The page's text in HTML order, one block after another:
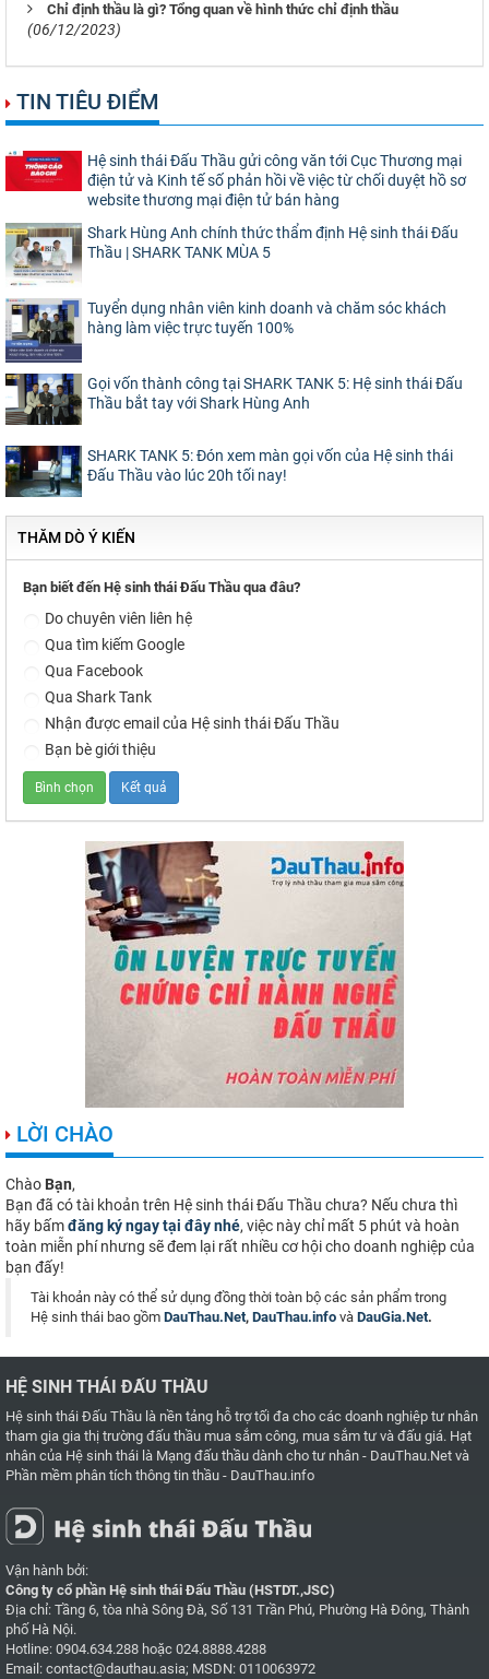
Chỉ định thầu là gì? Tổng quan về hình thức chỉ định thầu
(06/12/2023)
TIN TIÊU ĐIỂM
Hệ sinh thái Đấu Thầu gửi công văn tới Cục Thương mại
điện tử và Kinh tế số phản hồi về việc từ chối duyệt hồ sơ
website thương mại điện tử bán hàng
Shark Hùng Anh chính thức thẩm định Hệ sinh thái Đấu
Thầu | SHARK TANK MÙA 5
Tuyển dụng nhân viên kinh doanh và chăm sóc khách
hàng làm việc trực tuyến 100%
Gọi vốn thành công tại SHARK TANK 5: Hệ sinh thái Đấu
Thầu bắt tay với Shark Hùng Anh
SHARK TANK 5: Đón xem màn gọi vốn của Hệ sinh thái
Đấu Thầu vào lúc 20h tối nay!
THĂM DÒ Ý KIẾN
Bạn biết đến Hệ sinh thái Đấu Thầu qua đâu?
Do chuyên viên liên hệ
Qua tìm kiếm Google
Qua Facebook
Qua Shark Tank
Nhận được email của Hệ sinh thái Đấu Thầu
Bạn bè giới thiệu
LỜI CHÀO
Chào Bạn,
Bạn đã có tài khoản trên Hệ sinh thái Đấu Thầu chưa? Nếu chưa thì
hãy bấmđăng ký ngay tại đây nhé, việc này chỉ mất 5 phút và hoàn
toàn miễn phí nhưng sẽ đem lại rất nhiều cơ hội cho doanh nghiệp của
bạn đấy!
Tài khoản này có thể sử dụng đồng thời toàn bộ các sản phẩm trong
Hệ sinh thái bao gồm DauThau.Net, DauThau.info và DauGia.Net.
HỆ SINH THÁI ĐẤU THẦU
Hệ sinh thái Đấu Thầu là nền tảng hỗ trợ tối đa cho các doanh nghiệp tư nhân
tham gia gia thị trường đấu thầu mua sắm công, mua sắm tư và đấu giá. Hạt
nhân của Hệ sinh thái là Mạng đấu thầu dành cho tư nhân - DauThau.Net và
Phần mềm phân tích thông tin thầu - DauThau.info
Vận hành bởi:
Công ty cổ phần Hệ sinh thái Đấu Thầu (HSTDT.,JSC)
Địa chỉ: Tầng 6, tòa nhà Sông Đà, Số 131 Trần Phú, Phường Hà Đông, Thành
phố Hà Nội.
Hotline: 0904.634.288 hoặc 024.8888.4288
Email: contact@dauthau.asia; MSDN: 0110063972